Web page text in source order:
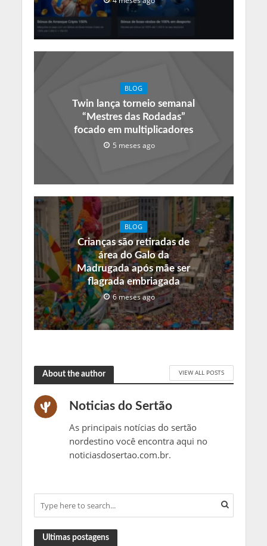
BLOG
Twin lança torneio semanal
“Mestres das Rodadas”
focado em multiplicadores
5 meses ago
BLOG
Crianças são retiradas de
área do Galo da
Madrugada após mãe ser
flagrada embriagada
6 meses ago
About the author VIEW ALL POSTS
Noticias do Sertão
As principais notícias do sertão
nordestino você encontra aqui no
noticiasdosertao.com.br.
Ultimas postagens